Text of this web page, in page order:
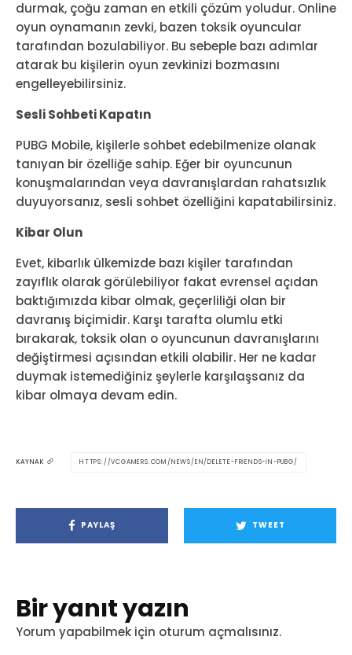
durmak, çoğu zaman en etkili çözüm yoludur. Online
oyun oynamanın zevki, bazen toksik oyuncular
tarafından bozulabiliyor. Bu sebeple bazı adımlar
atarak bu kişilerin oyun zevkinizi bozmasını
engelleyebilirsiniz.
Sesli Sohbeti Kapatın
PUBG Mobile, kişilerle sohbet edebilmenize olanak
tanıyan bir özelliğe sahip. Eğer bir oyuncunun
konuşmalarından veya davranışlardan rahatsızlık
duyuyorsanız, sesli sohbet özelliğini kapatabilirsiniz.
Kibar Olun
Evet, kibarlık ülkemizde bazı kişiler tarafından
zayıflık olarak görülebiliyor fakat evrensel açıdan
baktığımızda kibar olmak, geçerliliği olan bir
davranış biçimidir. Karşı tarafta olumlu etki
bırakarak, toksik olan o oyuncunun davranışlarını
değiştirmesi açısından etkili olabilir. Her ne kadar
duymak istemediğiniz şeylerle karşılaşsanız da
kibar olmaya devam edin.
KAYNAK HTTPS://VCGAMERS.COM/NEWS/EN/DELETE-FRIENDS-IN-PUBG/
PAYLAŞ TWEET
Bir yanıt yazın
Yorum yapabilmek için oturum açmalısınız.